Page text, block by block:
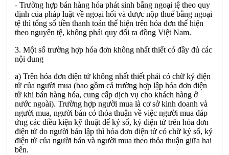
- Trường hợp bán hàng hóa phát sinh bằng ngoại tệ theo quy
định của pháp luật về ngoại hối và được nộp thuế bằng ngoại
tệ thì tổng số tiền thanh toán thể hiện trên hóa đơn thể hiện
theo nguyên tệ, không phải quy đổi ra đồng Việt Nam.
3. Một số trường hợp hóa đơn không nhất thiết có đầy đủ các
nội dung
a) Trên hóa đơn điện tử không nhất thiết phải có chữ ký điện
tử của người mua (bao gồm cả trường hợp lập hóa đơn điện
tử khi bán hàng hóa, cung cấp dịch vụ cho khách hàng ở
nước ngoài). Trường hợp người mua là cơ sở kinh doanh và
người mua, người bán có thỏa thuận về việc người mua đáp
ứng các điều kiện kỹ thuật để ký số, ký điện tử trên hóa đơn
điện tử do người bán lập thì hóa đơn điện tử có chữ ký số, ký
điện tử của người bán và người mua theo thỏa thuận giữa hai
bên.